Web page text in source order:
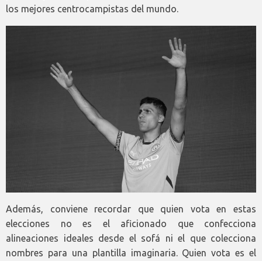
los mejores centrocampistas del mundo.
Además, conviene recordar que quien vota en estas
elecciones no es el aficionado que confecciona
alineaciones ideales desde el sofá ni el que colecciona
nombres para una plantilla imaginaria. Quien vota es el